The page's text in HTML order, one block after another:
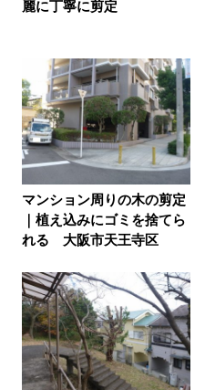
麗に丁寧に剪定
マンション周りの木の剪定
｜植え込みにゴミを捨てら
れる 大阪市天王寺区